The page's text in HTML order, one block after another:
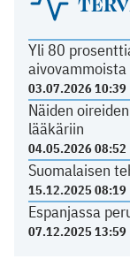
Yli 80
03.07.2026 10:39
Näiden
lääkäriin
04.05.2026 08:52
Suomalaisen
15.12.2025 08:19
Espanjassa
07.12.2025 13:59